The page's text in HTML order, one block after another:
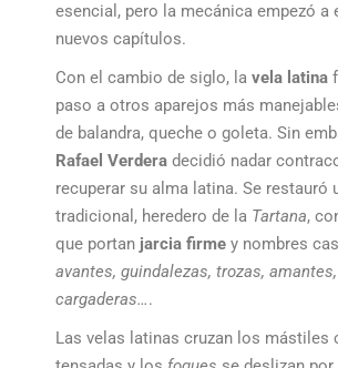
esencial, pero la mecánica empezó a
nuevos capítulos.
Con el cambio de siglo, lavela latina
paso a otros aparejos más
de balandra, queche o goleta. Sin
Rafael Verdera decidió nadar
recuperar su alma latina. Se restauró
tradicional, heredero de la Tartana,
que portan jarcia firme y nombres
avantes, guindalezas, trozas,
cargaderas….
Las velas latinas cruzan los mástiles